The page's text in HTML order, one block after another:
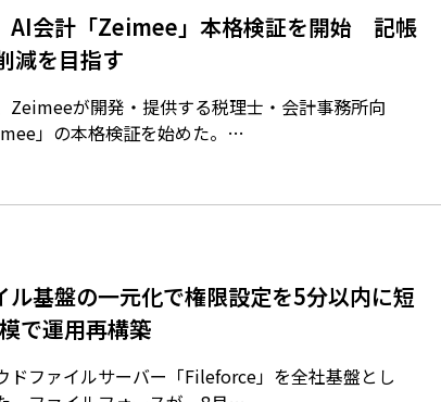
AI会計「Zeimee」本格検証を開始 記帳
減を目指す
Zeimeeが開発・提供する税理士・会計事務所向
」の本格検証を始めた。…
ル基盤の一元化で権限設定を5分以内に短
で運用再構築
ドファイルサーバー「Fileforce」を全社基盤とし